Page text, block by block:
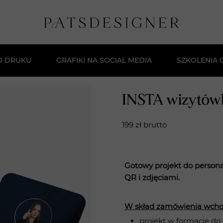
Gotowy projekt do
QR i zdjęciami.
W skład zamówienia
projekt w formacie do
DRUKU GRAFIKI NA SOCIAL MEDIA SZKOLENIA
Kurs
INSTA
199 zł brutto